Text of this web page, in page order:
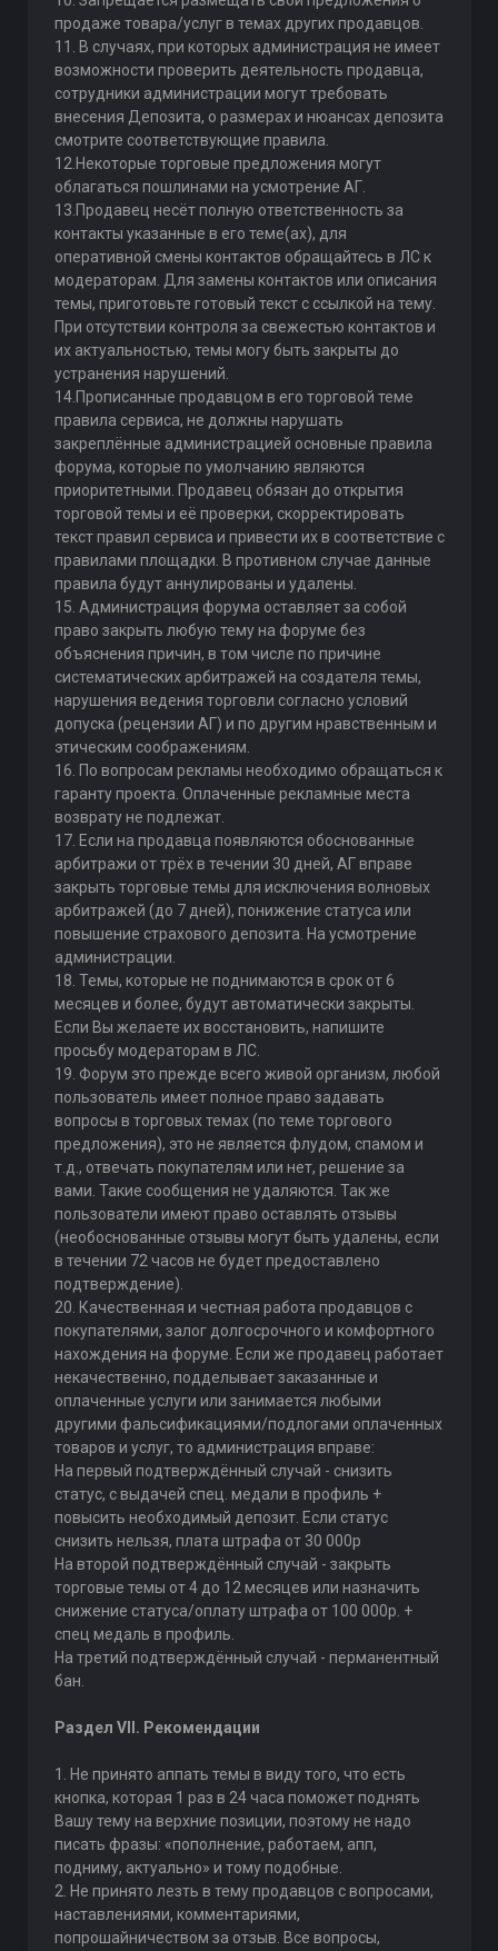
продаже товара/услуг в темах других продавцов.
11. В случаях, при которых администрация не имеет
возможности проверить деятельность продавца,
сотрудники администрации могут требовать
внесения Депозита, о размерах и нюансах депозита
смотрите соответствующие правила.
12.Некоторые торговые предложения могут
облагаться пошлинами на усмотрение АГ.
13.Продавец несёт полную ответственность за
контакты указанные в его теме(ах), для
оперативной смены контактов обращайтесь в ЛС к
модераторам. Для замены контактов или описания
темы, приготовьте готовый текст с ссылкой на тему.
При отсутствии контроля за свежестью контактов и
их актуальностью, темы могу быть закрыты до
устранения нарушений.
14.Прописанные продавцом в его торговой теме
правила сервиса, не должны нарушать
закреплённые администрацией основные правила
форума, которые по умолчанию являются
приоритетными. Продавец обязан до открытия
торговой темы и её проверки, скорректировать
текст правил сервиса и привести их в соответствие с
правилами площадки. В противном случае данные
правила будут аннулированы и удалены.
15. Администрация форума оставляет за собой
право закрыть любую тему на форуме без
объяснения причин, в том числе по причине
систематических арбитражей на создателя темы,
нарушения ведения торговли согласно условий
допуска (рецензии АГ) и по другим нравственным и
этическим соображениям.
16. По вопросам рекламы необходимо обращаться к
гаранту проекта. Оплаченные рекламные места
возврату не подлежат.
17. Если на продавца появляются обоснованные
арбитражи от трёх в течении 30 дней, АГ вправе
закрыть торговые темы для исключения волновых
арбитражей (до 7 дней), понижение статуса или
повышение страхового депозита. На усмотрение
администрации.
18. Темы, которые не поднимаются в срок от 6
месяцев и более, будут автоматически закрыты.
Если Вы желаете их восстановить, напишите
просьбу модераторам в ЛС.
19. Форум это прежде всего живой организм, любой
пользователь имеет полное право задавать
вопросы в торговых темах (по теме торгового
предложения), это не является флудом, спамом и
т.д., отвечать покупателям или нет, решение за
вами. Такие сообщения не удаляются. Так же
пользователи имеют право оставлять отзывы
(необоснованные отзывы могут быть удалены, если
в течении 72 часов не будет предоставлено
подтверждение).
20. Качественная и честная работа продавцов с
покупателями, залог долгосрочного и комфортного
нахождения на форуме. Если же продавец работает
некачественно, подделывает заказанные и
оплаченные услуги или занимается любыми
другими фальсификациями/подлогами оплаченных
товаров и услуг, то администрация вправе:
На первый подтверждённый случай - снизить
статус, с выдачей спец. медали в профиль +
повысить необходимый депозит. Если статус
снизить нельзя, плата штрафа от 30 000р
На второй подтверждённый случай - закрыть
торговые темы от 4 до 12 месяцев или назначить
снижение статуса/оплату штрафа от 100 000р. +
спец медаль в профиль.
На третий подтверждённый случай - перманентный
бан.
Раздел VII. Рекомендации
1. Не принято аппать темы в виду того, что есть
кнопка, которая 1 раз в 24 часа поможет поднять
Вашу тему на верхние позиции, поэтому не надо
писать фразы: «пополнение, работаем, апп,
подниму, актуально» и тому подобные.
2. Не принято лезть в тему продавцов с вопросами,
наставлениями, комментариями,
попрошайничеством за отзыв. Все вопросы,